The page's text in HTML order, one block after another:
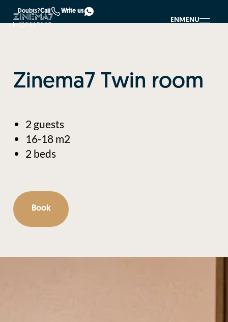
Doubts?Call Write us
EN MENU
Zinema7 Twin room
2 guests
16-18 m2
2 beds
Book